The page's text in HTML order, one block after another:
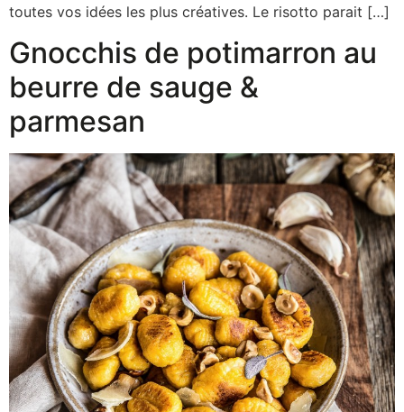
toutes vos idées les plus créatives. Le risotto parait […]
Gnocchis de potimarron au
beurre de sauge &
parmesan